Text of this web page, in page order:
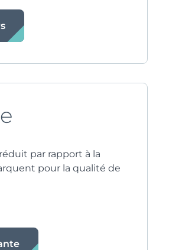
par rapport à la
pour la qualité de